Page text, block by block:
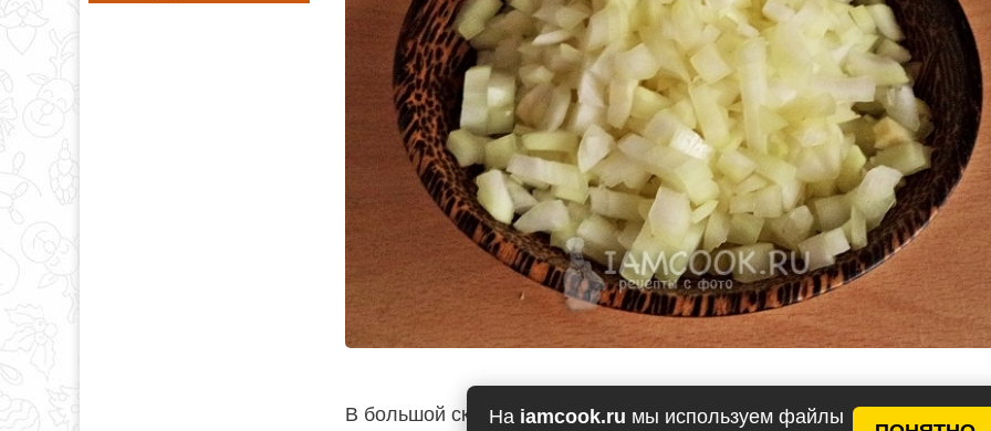
На iamcook.ru мы используем файлы
В большой сковороде или сотейнике на разогретом растительном